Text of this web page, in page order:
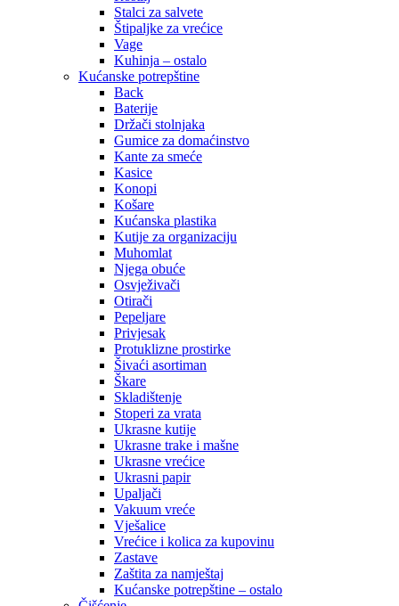
Stalci za salvete
Štipaljke za vrećice
Vage
Kuhinja – ostalo
Kućanske potrepštine
Back
Baterije
Držači stolnjaka
Gumice za domaćinstvo
Kante za smeće
Kasice
Konopi
Košare
Kućanska plastika
Kutije za organizaciju
Muhomlat
Njega obuće
Osvježivači
Otirači
Pepeljare
Privjesak
Protuklizne prostirke
Šivaći asortiman
Škare
Skladištenje
Stoperi za vrata
Ukrasne kutije
Ukrasne trake i mašne
Ukrasne vrećice
Ukrasni papir
Upaljači
Vakuum vreće
Vješalice
Vrećice i kolica za kupovinu
Zastave
Zaštita za namještaj
Kućanske potrepštine – ostalo